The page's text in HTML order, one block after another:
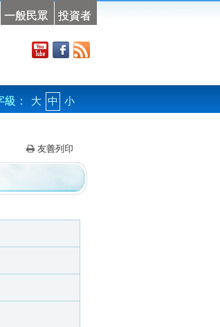
一般民眾 投資者
級： 大 中 小
友善列印